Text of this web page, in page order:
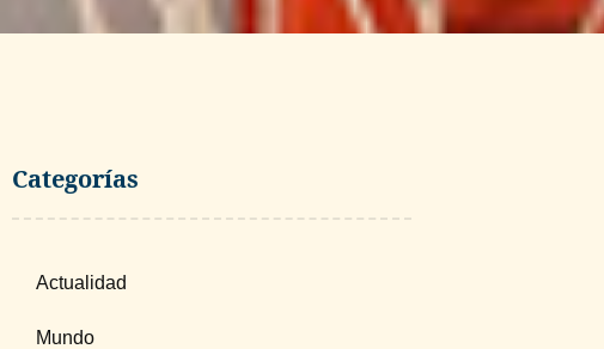
Categorías
Actualidad
Mundo